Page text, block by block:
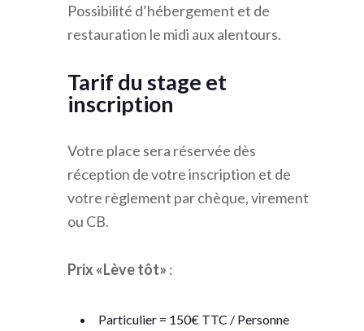
Possibilité d’hébergement et de
restauration le midi aux alentours.
Tarif du stage et
inscription
Votre place sera réservée dès
réception de votre inscription et de
votre règlement par chèque, virement
ou CB.
Prix «Lève tôt» :
Particulier = 150€ TTC / Personne